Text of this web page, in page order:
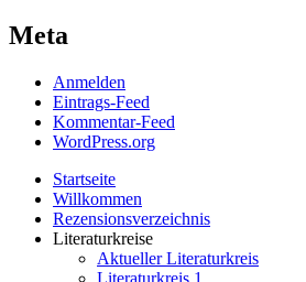
Meta
Anmelden
Eintrags-Feed
Kommentar-Feed
WordPress.org
Startseite
Willkommen
Rezensionsverzeichnis
Literaturkreise
Aktueller Literaturkreis